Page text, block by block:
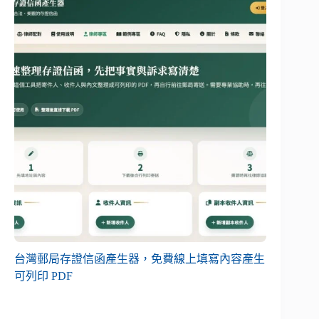
台灣郵局存證信函產生器，免費線上填寫內容產生
可列印 PDF